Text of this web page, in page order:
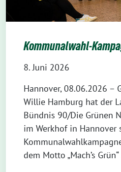
Kommunalwahl-
8. Juni 2026
Hannover, 08.06.2026 –
Willie Hamburg hat der
Bündnis 90/Die Grünen
im Werkhof in Hannover
dem Motto „Mach’s